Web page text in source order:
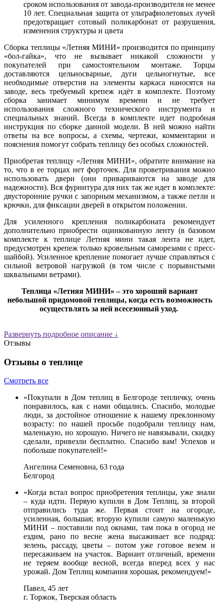
сроком использования от завода-производителя не менее
10 лет. Специальная защита от ультрафиолетовых лучей
предотвращает сотовый поликарбонат от разрушения,
изменения структуры и цвета
Сборка теплицы «Летняя МИНИ» производится по принципу
«бол-гайка», что не вызывает никакой сложности у
покупателей при самостоятельном монтаже. Торцы
доставляются цельносварные, дуги цельногнутые, все
необходимые отверстия на элементы каркаса наносятся на
заводе, весь требуемый крепеж идёт в комплекте. Поэтому
сборка занимает минимум времени и не требует
использования сложного технического инструмента и
специальных знаний. Всегда в комплекте идет подробная
инструкция по сборке данной модели. В ней можно найти
ответы на все вопросы, а схемы, чертежи, комментарии и
пояснения помогут собрать теплицу без особых сложностей.
Приобретая теплицу «Летняя МИНИ», обратите внимание на
то, что в ее торцах нет форточек. Для проветривания можно
использовать двери (они привариваются на заводе для
надежности). Вся фурнитура для них так же идет в комплекте:
двусторонние ручки с запорным механизмом, а также петли и
крючки, для фиксации дверей в открытом положении.
Для усиленного крепления поликарбоната рекомендует
дополнительно приобрести оцинкованную ленту (в базовом
комплекте к теплице Летняя мини такая лента не идет,
предусмотрен крепеж только кровельным саморезами с пресс-
шайбой). Усиленное крепление помогает лучше справляться с
сильной ветровой нагрузкой (в том числе с порывистыми
шквальными ветрами).
Теплица «Летняя МИНИ» – это хороший вариант
небольшой придомовой теплицы, когда есть возможность
осуществлять за ней всесезонный уход.
Развернуть подробное описание ↓
Отзывы
Отзывы о теплице
Смотреть все
«Покупали в Дом теплиц в Белгороде тепличку, очень
понравилось, как с нами общались. Спасибо, молодые
люди, за достойное отношение к нашему преклонному
возрасту: по нашей просьбе подобрали теплицу нам,
маленькую, но хорошую. Ничего не навязывали, скидку
сделали, привезли бесплатно. Спасибо вам! Успехов и
побольше покупателей!»
Ангелина Семеновна, 63 года
Белгород
«Когда встал вопрос приобретения теплицы, уже знали
– куда идти. Первую купили в Дом Теплиц, за второй
отправились туда же. Первая стоит на огороде,
усиленная, большая; вторую купили самую маленькую
МИНИ – поставили под окнами, там пока в огород не
ездим, рано по весне жена высаживает все подряд:
зелень, рассаду, цветы – потом уже готовое везем и
пересаживаем на участок. Вариант отличный, времени
не теряем вообще весной, всегда вперед всех у нас
урожай. Дом Теплиц компания хорошая, рекомендуем!»
Павел, 45 лет
г. Торжок, Тверская область